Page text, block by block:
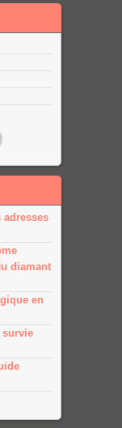
adresses
diamant
en
survie